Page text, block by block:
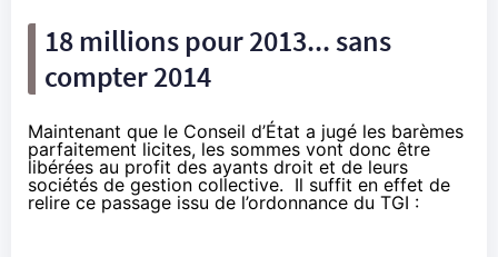
18 millions pour 2013... sans
compter 2014
Maintenant que le Conseil d’État a jugé les barèmes
parfaitement licites, les sommes vont donc être
libérées au profit des ayants droit et de leurs
sociétés de gestion collective. Il suffit en effet de
relire ce passage issu de l’ordonnance du TGI :